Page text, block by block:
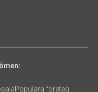
Populära företag